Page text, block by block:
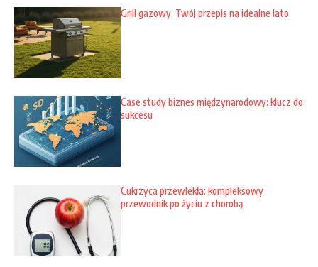
Grill gazowy: Twój przepis na idealne lato
Case study biznes międzynarodowy: klucz do
sukcesu
Cukrzyca przewlekła: kompleksowy
przewodnik po życiu z chorobą